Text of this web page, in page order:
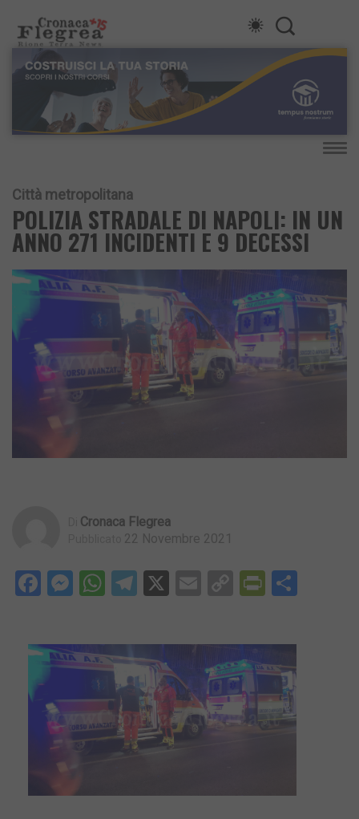
Città metropolitana
POLIZIA STRADALE DI NAPOLI: IN UN
ANNO 271 INCIDENTI E 9 DECESSI
Cronaca Flegrea
22 Novembre 2021
Facebook
Messenger
WhatsApp
Telegram
X EmailCopy